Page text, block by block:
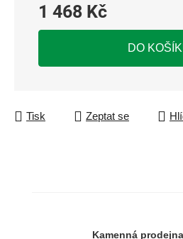
1 468 Kč
Měrná cena:
DO
Tisk Zeptat se
Kamenná prodejna